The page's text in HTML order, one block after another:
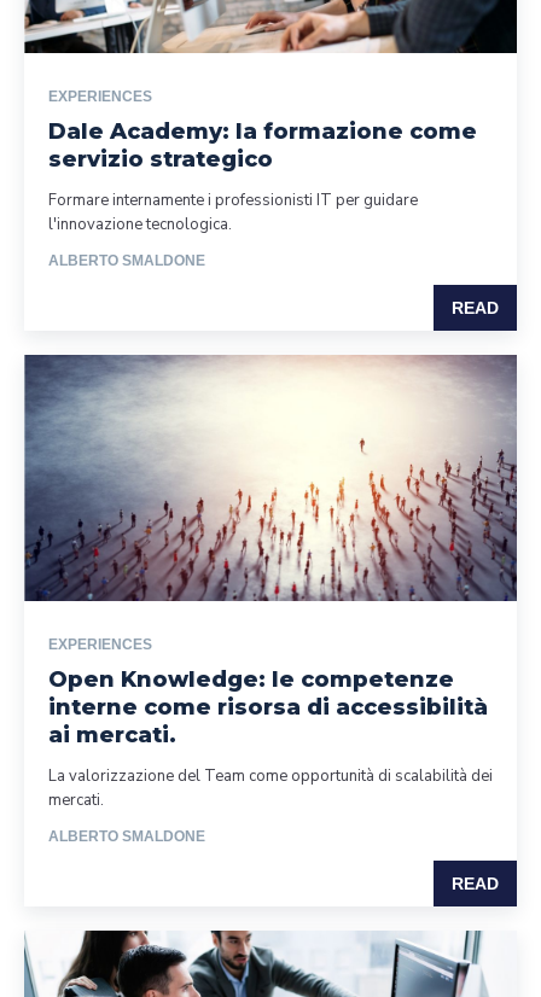
EXPERIENCES
Dale Academy: la formazione come
servizio strategico
Formare internamente i professionisti IT per guidare
l'innovazione tecnologica.
ALBERTO SMALDONE
READ
EXPERIENCES
Open Knowledge: le competenze
interne come risorsa di accessibilità
ai mercati.
La valorizzazione del Team come opportunità di scalabilità dei
mercati.
ALBERTO SMALDONE
READ